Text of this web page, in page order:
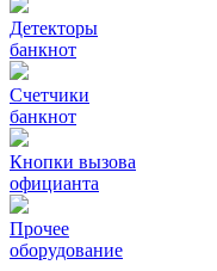
Детекторы
банкнот
Счетчики
банкнот
Кнопки вызова
официанта
Прочее
оборудование